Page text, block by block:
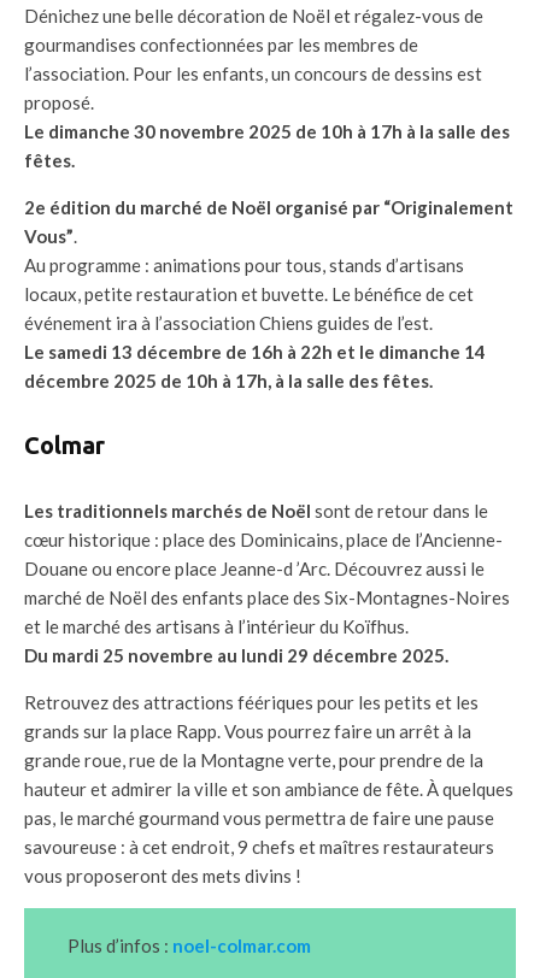
Dénichez une belle décoration de Noël et régalez-vous de
gourmandises confectionnées par les membres de
l’association. Pour les enfants, un concours de dessins est
proposé.
Le dimanche 30 novembre 2025 de 10h à 17h à la salle des
fêtes.
2e édition du marché de Noël organisé par “Originalement
Vous”.
Au programme : animations pour tous, stands d’artisans
locaux, petite restauration et buvette. Le bénéfice de cet
événement ira à l’association Chiens guides de l’est.
Le samedi 13 décembre de 16h à 22h et le dimanche 14
décembre 2025 de 10h à 17h, à la salle des fêtes.
Colmar
Les traditionnels marchés de Noël sont de retour dans le
cœur historique : place des Dominicains, place de l’Ancienne-
Douane ou encore place Jeanne-d ’Arc. Découvrez aussi le
marché de Noël des enfants place des Six-Montagnes-Noires
et le marché des artisans à l’intérieur du Koïfhus.
Du mardi 25 novembre au lundi 29 décembre 2025.
Retrouvez des attractions féériques pour les petits et les
grands sur la place Rapp. Vous pourrez faire un arrêt à la
grande roue, rue de la Montagne verte, pour prendre de la
hauteur et admirer la ville et son ambiance de fête. À quelques
pas, le marché gourmand vous permettra de faire une pause
savoureuse : à cet endroit, 9 chefs et maîtres restaurateurs
vous proposeront des mets divins !
Plus d’infos : noel-colmar.com